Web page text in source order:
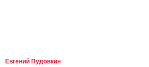
Евгений Пудовкин